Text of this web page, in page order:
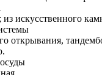
из искусственного
открывания,